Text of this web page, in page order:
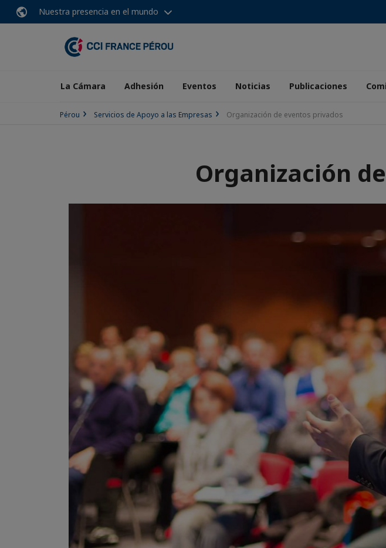
Nuestra presencia en el mundo
La Cámara Adhesión Eventos Noticias Publicaciones
Pérou Servicios de Apoyo a las Empresas Organización de eventos privados
Organización